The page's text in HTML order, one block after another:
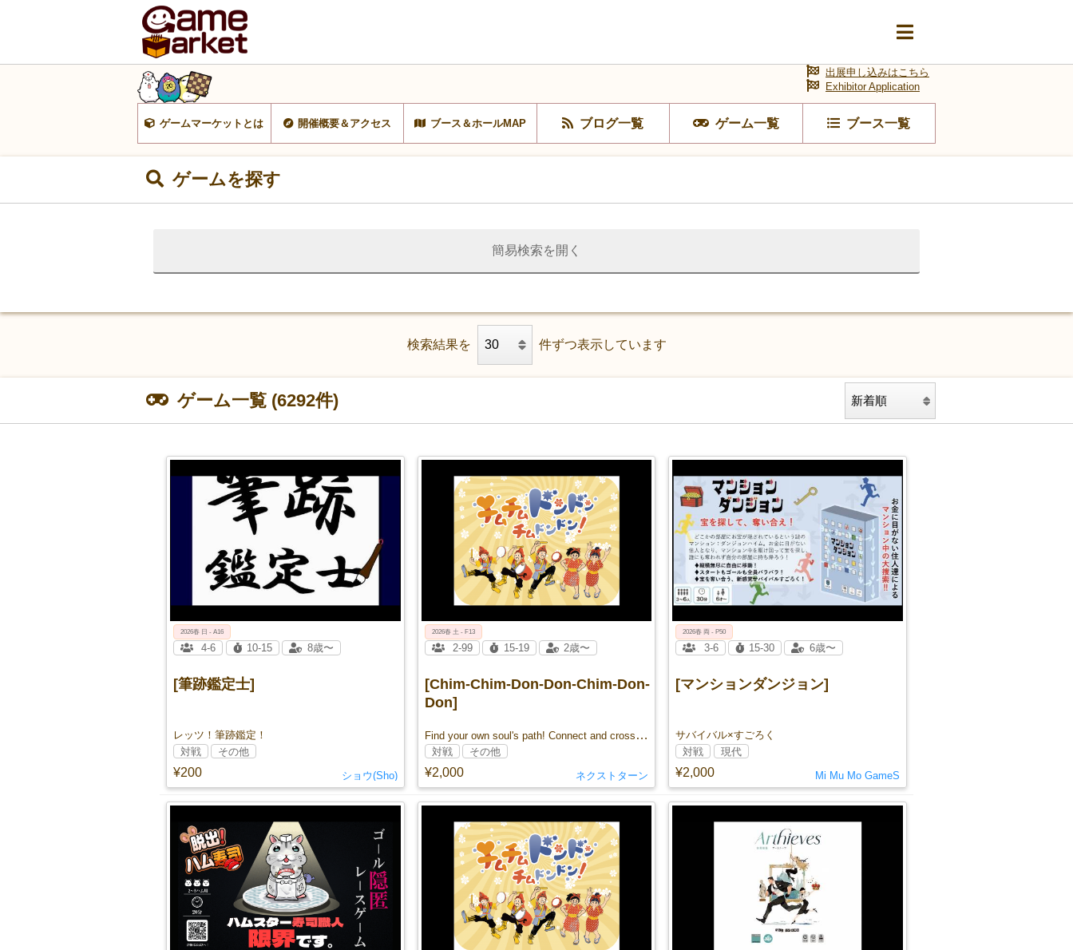
ゲームマーケットとは 開催概要＆アクセス ブース＆ホールMAP ブログ一覧 ゲーム一覧 ブース一覧
出展申し込みはこちら
Exhibitor Application
ゲームを探す
簡易検索を開く
検索結果を 件ずつ表示しています
ゲーム一覧 (6292件)
[筆跡鑑定士]
レッツ！筆跡鑑定！
¥200
2026春 日 - A16
4-6 10-15 8歳〜
対戦 その他
ショウ(Sho)
[Chim-Chim-Don-Don-Chim-Don-
Don]
Find your own soul's path! Connect and cross, ChimDonDon!
¥2,000
2026春 土 - F13
2-99 15-19 2歳〜
対戦 その他
ネクストターン
[マンションダンジョン]
サバイバル×すごろく
¥2,000
2026春 両 - P50
3-6 15-30 6歳〜
対戦 現代
Mi Mu Mo GameS